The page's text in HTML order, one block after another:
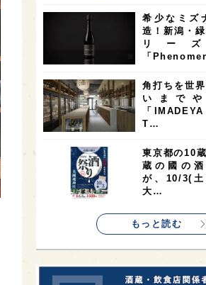
オーストラリア 台湾 2 アジア
SAKEの時代を生きる 静岡県 1
全蔵めぐり 1 シンガポール 1
群馬県 1 熊本県 徳島県
イギリス 1 ノルウェー 1 新宿区
歌舞伎町 1 1 鳥取県 1
saketimes_image_4
希少なミズ
造！新潟・
リー
「
角打ちを世
いまで
「
T…
東京都の10
蔵の國の酒
が、10/3(
大…
もっと読む